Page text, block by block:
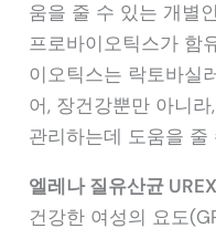
움을 줄 수 있는 개별
프로바이오틱스가 함
이오틱스는 락토바실
어, 장건강뿐만 아니
관리하는데 도움을 줄
엘레나 질유산균
건강한 여성의 요도